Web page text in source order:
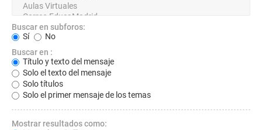
Buscar en subforos:
Sí
No
Buscar en :
Título y texto del mensaje
Solo el texto del mensaje
Solo títulos
Solo el primer mensaje de los temas
Mostrar resultados como: